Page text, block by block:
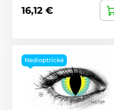
16,12 €
Nedioptrické